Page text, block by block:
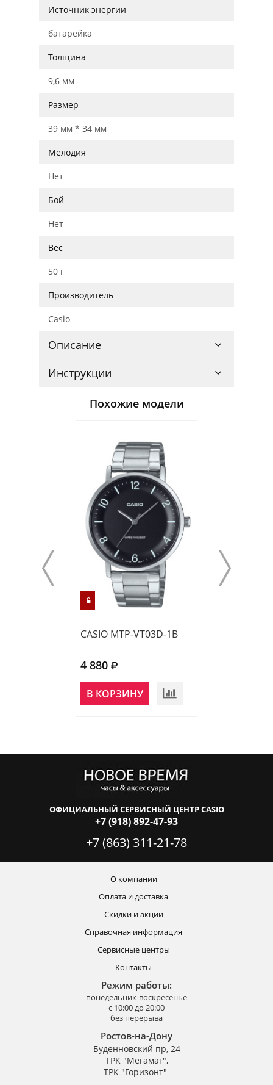
Источник энергии
батарейка
Толщина
9,6 мм
Размер
39 мм * 34 мм
Мелодия
Нет
Бой
Нет
Вес
50 г
Производитель
Casio
Описание
Инструкции
Похожие модели
CASIO MTP-VT03D-1B
4 880
В КОРЗИНУ
ОФИЦИАЛЬНЫЙ СЕРВИСНЫЙ ЦЕНТР CASIO
+7 (918) 892-47-93
+7 (863) 311-21-78
О компании
Оплата и доставка
Скидки и акции
Справочная информация
Сервисные центры
Контакты
Режим работы:
понедельник-воскресенье
с 10:00 до 20:00
без перерыва
Ростов-на-Дону
Буденновский пр, 24
ТРК "Мегамаг",
ТРК "Горизонт"